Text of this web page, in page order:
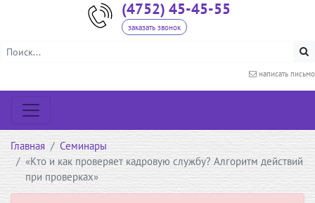
(4752) 45-45-55
заказать звонок
написать письмо
Главная
Семинары
«Кто и как проверяет кадровую службу? Алгоритм действий
при проверках»